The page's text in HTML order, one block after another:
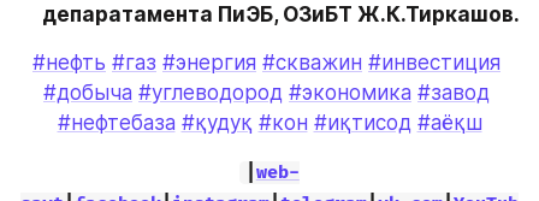
депаратамента ПиЭБ, ОЗиБТ Ж.К.Тиркашов.
#нефть #газ #энергия #скважин #инвестиция
#добыча #углеводород #экономика #завод
#нефтебаза #қудуқ #кон #иқтисод #аёқш
web-